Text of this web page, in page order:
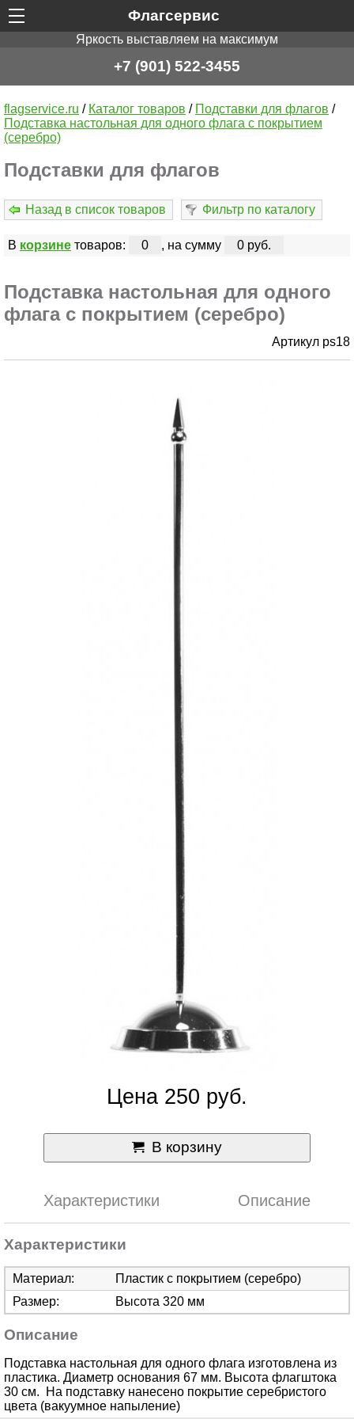
Флагсервис
Яркость выставляем на максимум
+7 (901) 522-3455
flagservice.ru / Каталог товаров / Подставки для флагов /
Подставка настольная для одного флага с покрытием
(серебро)
Подставки для флагов
Назад в список товаров Фильтр по каталогу
В корзинетоваров: 0 , на сумму 0 руб.
Подставка настольная для одного
флага с покрытием (серебро)
Артикул ps18
Цена 250 руб.
В корзину
Характеристики Описание
Характеристики
Материал:
Пластик с покрытием (серебро)
Размер:
Высота 320 мм
Описание
Подставка настольная для одного флага изготовлена из
пластика. Диаметр основания 67 мм. Высота флагштока
30 см. На подставку нанесено покрытие серебристого
цвета (вакуумное напыление)